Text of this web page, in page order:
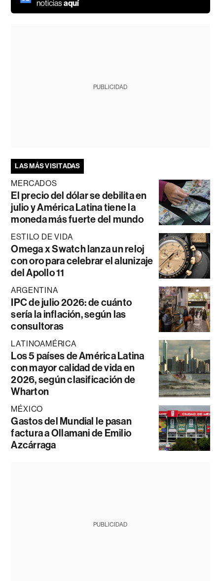
noticiasaquí
PUBLICIDAD
LAS MÁS VISITADAS
MERCADOS
El precio del dólar se debilita en
julio y América Latina tiene la
moneda más fuerte del mundo
ESTILO DE VIDA
Omega x Swatch lanza un reloj
con oro para celebrar el alunizaje
del Apollo 11
ARGENTINA
IPC de julio 2026: de cuánto
sería la inflación, según las
consultoras
LATINOAMÉRICA
Los 5 países de América Latina
con mayor calidad de vida en
2026, según clasificación de
Wharton
MÉXICO
Gastos del Mundial le pasan
factura a Ollamani de Emilio
Azcárraga
PUBLICIDAD